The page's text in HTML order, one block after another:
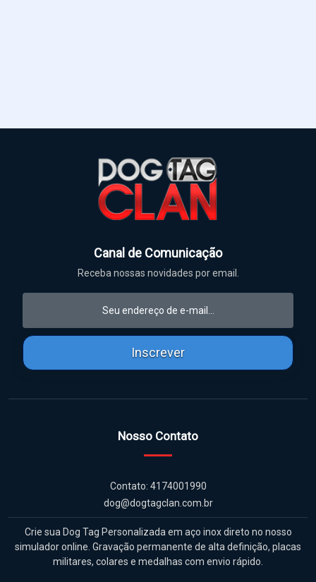
Canal de Comunicação
Receba nossas novidades por email.
Inscrever
Nosso Contato
Contato: 4174001990
dog@dogtagclan.com.br
Crie sua Dog Tag Personalizada em aço inox direto no nosso
simulador online. Gravação permanente de alta definição, placas
militares, colares e medalhas com envio rápido.